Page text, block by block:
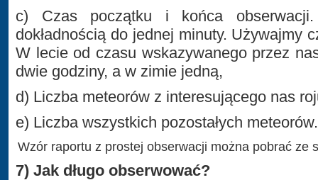
c) Czas początku i końca
dokładnością do jednej minuty. Używajmy
W lecie od czasu wskazywanego przez
dwie godziny, a w zimie jedną,
d) Liczba meteorów z interesującego nas
e) Liczba wszystkich pozostałych meteorów.
Wzór raportu z prostej obserwacji można pobrać ze
7) Jak długo obserwować?